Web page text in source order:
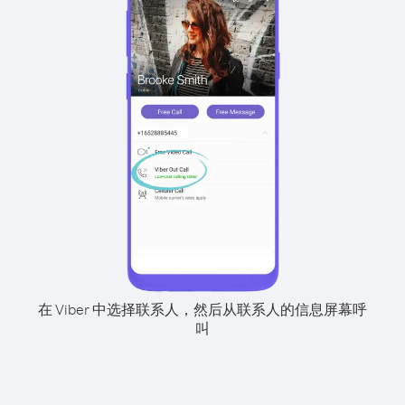
在 Viber 中选择联系人，然后从联系人的信息屏幕呼
叫